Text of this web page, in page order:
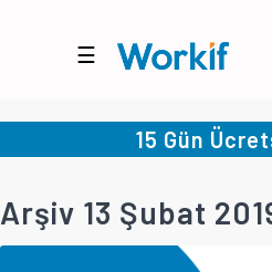
☰
15 Gün
Arşiv 13 Şubat